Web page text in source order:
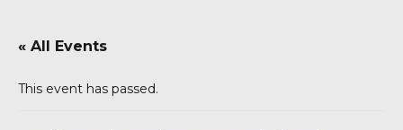
« All Events
This event has passed.